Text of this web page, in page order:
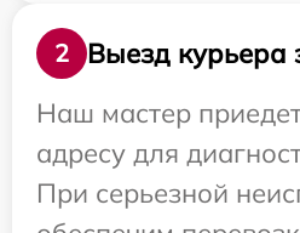
2
Выезд курьера
Наш мастер
адресу для
При серьезной